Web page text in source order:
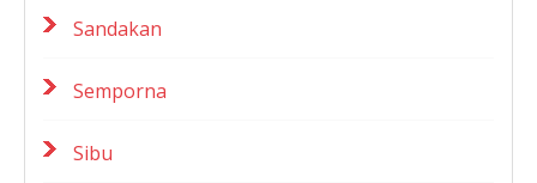
Sandakan
Semporna
Sibu